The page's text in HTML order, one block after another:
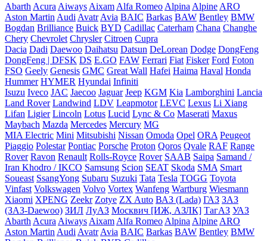
Abarth Acura Aiways Aixam Alfa Romeo Alpina Alpine ARO
Aston Martin Audi Avatr Avia BAIC Barkas BAW Bentley BMW
Bogdan Brilliance Buick BYD Cadillac Caterham Chana Changhe
Chery Chevrolet Chrysler Citroen Cupra
Dacia Dadi Daewoo Daihatsu Datsun DeLorean Dodge DongFeng
DongFeng | DFSK DS E.GO FAW Ferrari Fiat Fisker Ford Foton
FSO Geely Genesis GMC Great Wall Hafei Haima Haval Honda
Hummer HYMER Hyundai Infiniti
Isuzu Iveco JAC Jaecoo Jaguar Jeep KGM Kia Lamborghini Lancia
Land Rover Landwind LDV Leapmotor LEVC Lexus Li Xiang
Lifan Ligier Lincoln Lotus Lucid Lync & Co Maserati Maxus
Maybach Mazda Mercedes Mercury MG
MIA Electric Mini Mitsubishi Nissan Omoda Opel ORA Peugeot
Piaggio Polestar Pontiac Porsche Proton Qoros Qvale RAF Range
Rover Ravon Renault Rolls-Royce Rover SAAB Saipa Samand /
Iran Khodro / IKCO Samsung Scion SEAT Skoda SMA Smart
Soueast SsangYong Subaru Suzuki Tata Tesla TOGG Toyota
Vinfast Volkswagen Volvo Vortex Wanfeng Wartburg Wiesmann
Xiaomi XPENG Zeekr Zotye ZX Auto ВАЗ (Lada) ГАЗ ЗАЗ
(ЗАЗ-Daewoo) ЗИЛ ЛуАЗ Москвич [ИЖ, АЗЛК] ТагАЗ УАЗ
Abarth Acura Aiways Aixam Alfa Romeo Alpina Alpine ARO
Aston Martin Audi Avatr Avia BAIC Barkas BAW Bentley BMW